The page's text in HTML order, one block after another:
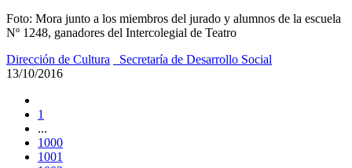
Foto: Mora junto a los miembros del jurado y alumnos de la escuela
Nº 1248, ganadores del Intercolegial de Teatro
Dirección de Cultura
_Secretaría de Desarrollo Social
13/10/2016
1
...
1000
1001